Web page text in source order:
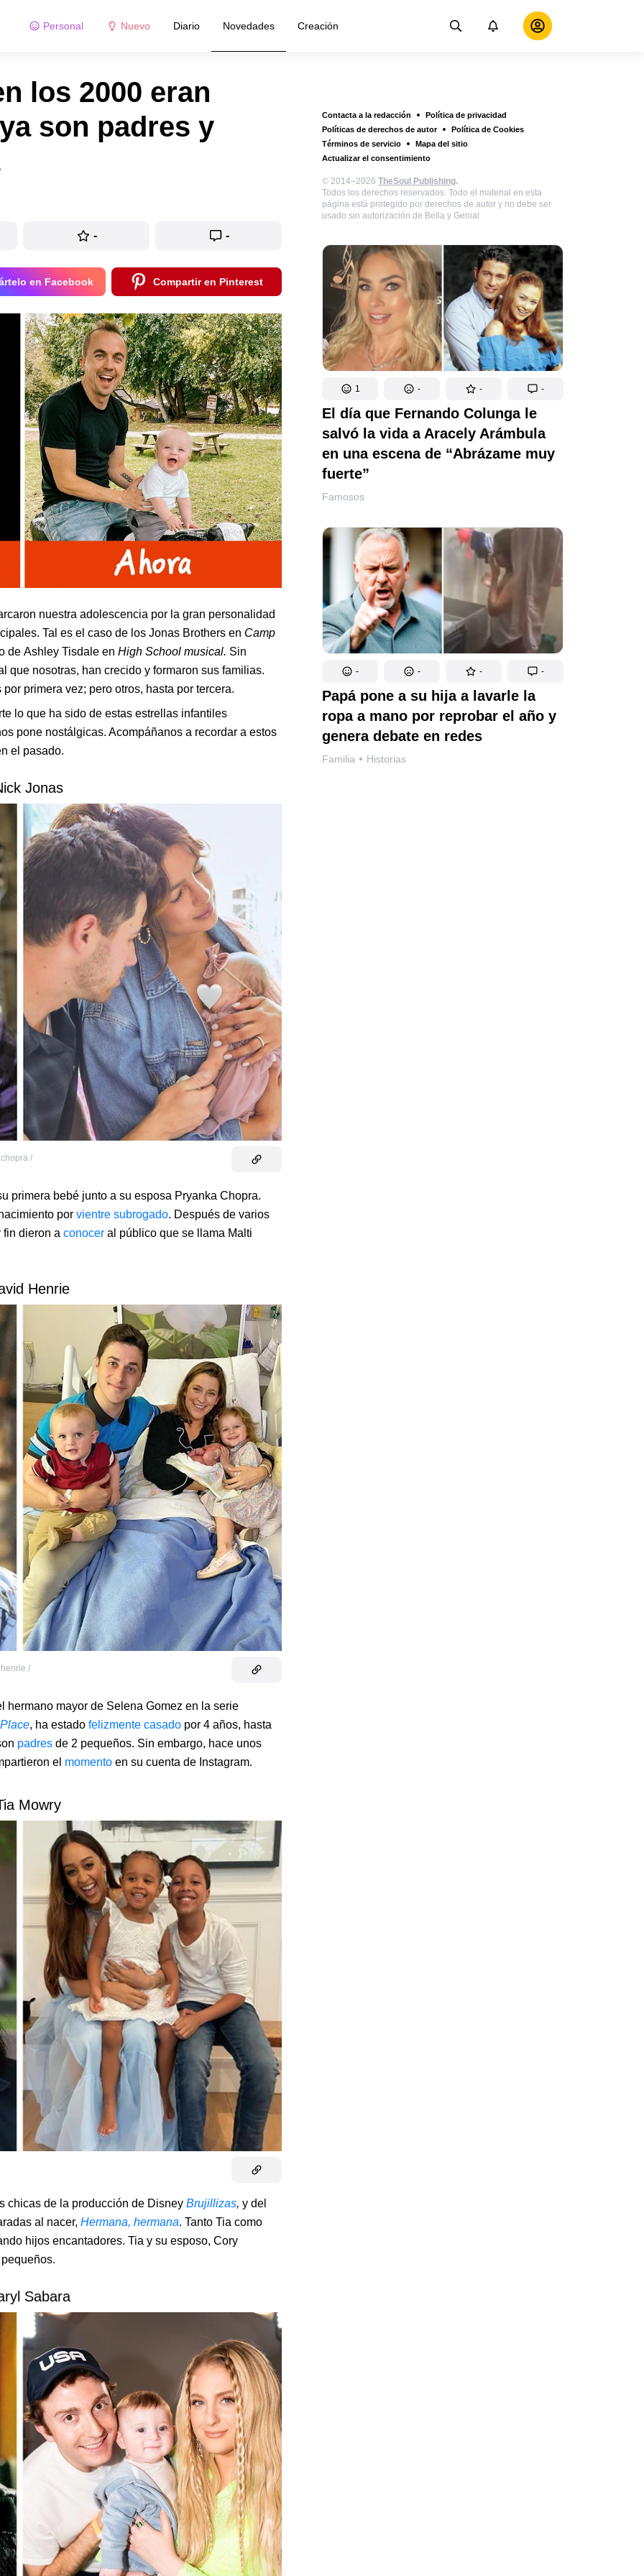
Personal Nuevo Diario Novedades Creación
Contacta a la redacción
Política de privacidad
Políticas de derechos de autor
Política de Cookies
Términos de servicio
Mapa del sitio
Actualizar el consentimiento
© 2014–2026 TheSoul Publishing.
Todos los derechos reservados. Todo el material en esta
página está protegido por derechos de autor y no debe ser
usado sin autorización de Bella y Genial
1 - - -
El día que Fernando Colunga le
salvó la vida a Aracely Arámbula
en una escena de “Abrázame muy
fuerte”
Famosos
- - - -
Papá pone a su hija a lavarle la
ropa a mano por reprobar el año y
genera debate en redes
Familia Historias
los 2000 eran
son padres y
- -
en Facebook Compartir en Pinterest
nuestra adolescencia por la gran personalidad
Tal es el caso de los Jonas Brothers en Camp
de Ashley Tisdale en High School musical. Sin
que nosotras, han crecido y formaron sus familias.
primera vez; pero otros, hasta por tercera.
lo que ha sido de estas estrellas infantiles
pone nostálgicas. Acompáñanos a recordar a estos
el pasado.
Jonas
/
primera bebé junto a su esposa Pryanka Chopra.
por vientre subrogado. Después de varios
fin dieron a conocer al público que se llama Malti
Henrie
/
mayor de Selena Gomez en la serie
, ha estado felizmente casado por 4 años, hasta
padres de 2 pequeños. Sin embargo, hace unos
el momento en su cuenta de Instagram.
Mowry
chicas de la producción de Disney Brujillizas, y del
al nacer, Hermana, hermana. Tanto Tia como
hijos encantadores. Tia y su esposo, Cory
Sabara